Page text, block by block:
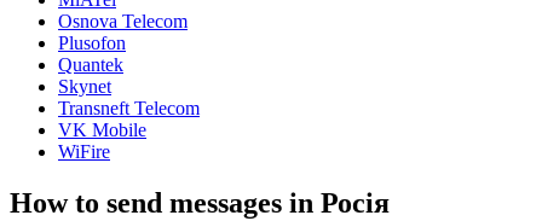
Osnova Telecom
Plusofon
Quantek
Skynet
Transneft Telecom
VK Mobile
WiFire
How to send messages in Росія